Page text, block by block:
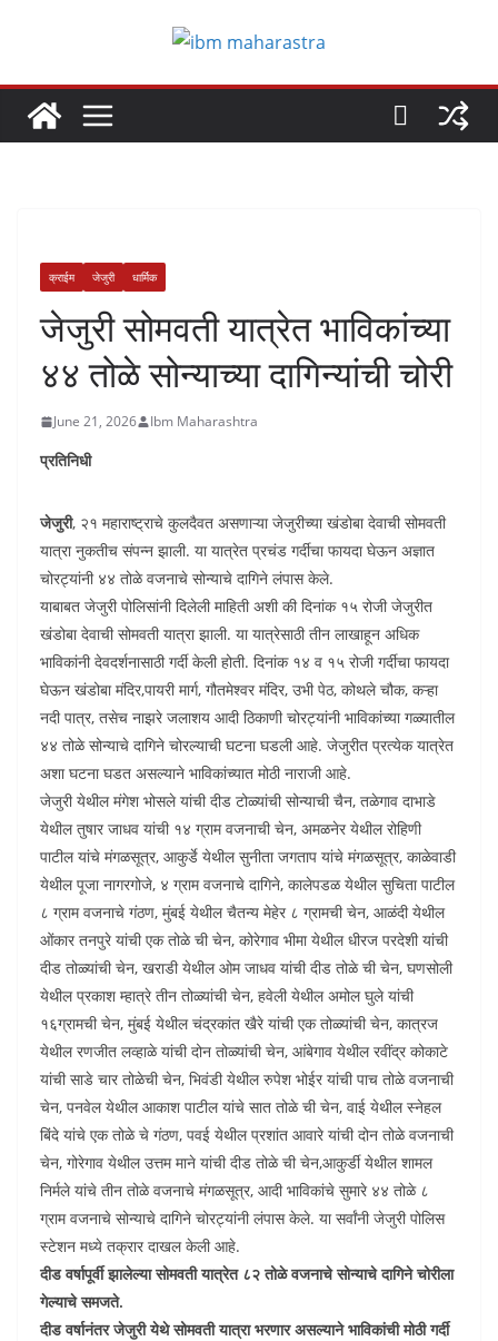
क्राईम जेजुरी धार्मिक
जेजुरी सोमवती यात्रेत भाविकांच्या
४४ तोळे सोन्याच्या दागिन्यांची चोरी
June 21, 2026 Ibm Maharashtra
प्रतिनिधी
जेजुरी, २१ महाराष्ट्राचे कुलदैवत असणाऱ्या जेजुरीच्या खंडोबा देवाची सोमवती
यात्रा नुकतीच संपन्न झाली. या यात्रेत प्रचंड गर्दीचा फायदा घेऊन अज्ञात
चोरट्यांनी ४४ तोळे वजनाचे सोन्याचे दागिने लंपास केले.
याबाबत जेजुरी पोलिसांनी दिलेली माहिती अशी की दिनांक १५ रोजी जेजुरीत
खंडोबा देवाची सोमवती यात्रा झाली. या यात्रेसाठी तीन लाखाहून अधिक
भाविकांनी देवदर्शनासाठी गर्दी केली होती. दिनांक १४ व १५ रोजी गर्दीचा फायदा
घेऊन खंडोबा मंदिर,पायरी मार्ग, गौतमेश्वर मंदिर, उभी पेठ, कोथले चौक, कऱ्हा
नदी पात्र, तसेच नाझरे जलाशय आदी ठिकाणी चोरट्यांनी भाविकांच्या गळ्यातील
४४ तोळे सोन्याचे दागिने चोरल्याची घटना घडली आहे. जेजुरीत प्रत्येक यात्रेत
अशा घटना घडत असल्याने भाविकांच्यात मोठी नाराजी आहे.
जेजुरी येथील मंगेश भोसले यांची दीड टोळ्यांची सोन्याची चैन, तळेगाव दाभाडे
येथील तुषार जाधव यांची १४ ग्राम वजनाची चेन, अमळनेर येथील रोहिणी
पाटील यांचे मंगळसूत्र, आकुर्डे येथील सुनीता जगताप यांचे मंगळसूत्र, काळेवाडी
येथील पूजा नागरगोजे, ४ ग्राम वजनाचे दागिने, कालेपडळ येथील सुचिता पाटील
८ ग्राम वजनाचे गंठण, मुंबई येथील चैतन्य मेहेर ८ ग्रामची चेन, आळंदी येथील
ओंकार तनपुरे यांची एक तोळे ची चेन, कोरेगाव भीमा येथील धीरज परदेशी यांची
दीड तोळ्यांची चेन, खराडी येथील ओम जाधव यांची दीड तोळे ची चेन, घणसोली
येथील प्रकाश म्हात्रे तीन तोळ्यांची चेन, हवेली येथील अमोल घुले यांची
१६ग्रामची चेन, मुंबई येथील चंद्रकांत खैरे यांची एक तोळ्यांची चेन, कात्रज
येथील रणजीत लव्हाळे यांची दोन तोळ्यांची चेन, आंबेगाव येथील रवींद्र कोकाटे
यांची साडे चार तोळेची चेन, भिवंडी येथील रुपेश भोईर यांची पाच तोळे वजनाची
चेन, पनवेल येथील आकाश पाटील यांचे सात तोळे ची चेन, वाई येथील स्नेहल
बिंदे यांचे एक तोळे चे गंठण, पवई येथील प्रशांत आवारे यांची दोन तोळे वजनाची
चेन, गोरेगाव येथील उत्तम माने यांची दीड तोळे ची चेन,आकुर्डी येथील शामल
निर्मले यांचे तीन तोळे वजनाचे मंगळसूत्र, आदी भाविकांचे सुमारे ४४ तोळे ८
ग्राम वजनाचे सोन्याचे दागिने चोरट्यांनी लंपास केले. या सर्वांनी जेजुरी पोलिस
स्टेशन मध्ये तक्रार दाखल केली आहे.
दीड वर्षापूर्वी झालेल्या सोमवती यात्रेत ८२ तोळे वजनाचे सोन्याचे दागिने चोरीला
गेल्याचे समजते.
दीड वर्षानंतर जेजुरी येथे सोमवती यात्रा भरणार असल्याने भाविकांची मोठी गर्दी